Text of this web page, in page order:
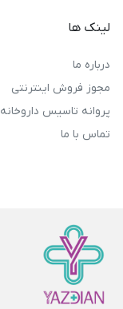
لینک ها
درباره ما
مجوز فروش اینترنتی
پروانه تاسیس داروخانه
تماس با ما